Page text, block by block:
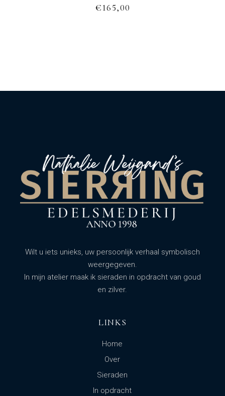
€165,00
Wilt u iets unieks, uw persoonlijk verhaal symbolisch
weergegeven.
In mijn atelier maak ik sieraden in opdracht van goud
en zilver.
LINKS
Home
Over
Sieraden
In opdracht